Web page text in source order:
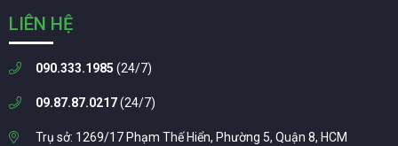
LIÊN HỆ
090.333.1985 (24/7)
09.87.87.0217(24/7)
Trụ sở: 1269/17 Phạm Thế Hiển, Phường 5, Quận 8, HCM